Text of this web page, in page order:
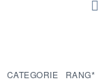
CATEGORIE RANG*